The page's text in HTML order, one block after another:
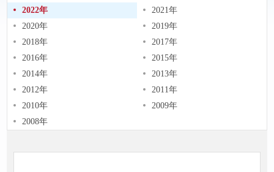
2022年
2021年
2020年
2019年
2018年
2017年
2016年
2015年
2014年
2013年
2012年
2011年
2010年
2009年
2008年